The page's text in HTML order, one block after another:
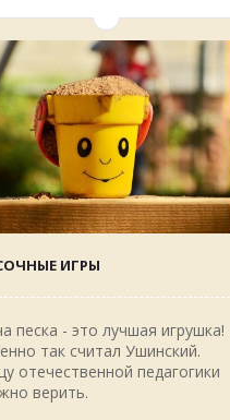
ИГРЫ
песка - это лучшая игрушка!
так считал Ушинский.
отечественной педагогики
верить.